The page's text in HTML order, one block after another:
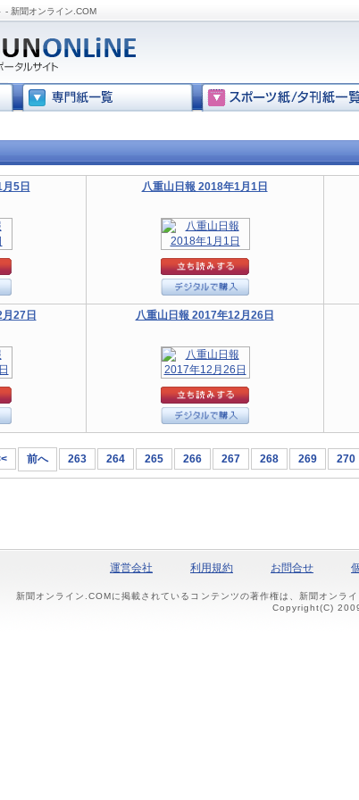
- 新聞オンライン.COM
5日 八重山日報 2018年1月1日
27日 八重山日報 2017年12月26日
前へ 263 264 265 266 267 268 269 270
運営会社 利用規約 お問合せ
新聞オンライン.COMに掲載されているコンテンツの著作権は、新聞オンラ
Copyright(C)